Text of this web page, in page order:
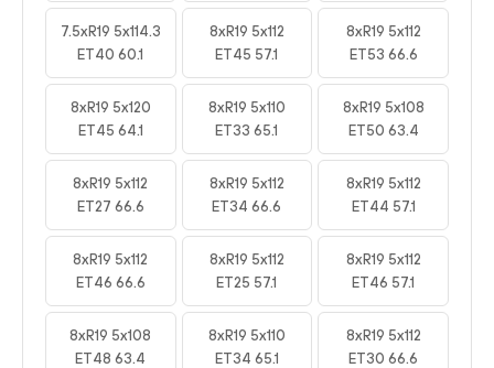
7.5xR19 5x114.3
ET40 60.1
8xR19 5x112
ET45 57.1
8xR19 5x112
ET53 66.6
8xR19 5x120
ET45 64.1
8xR19 5x110
ET33 65.1
8xR19 5x108
ET50 63.4
8xR19 5x112
ET27 66.6
8xR19 5x112
ET34 66.6
8xR19 5x112
ET44 57.1
8xR19 5x112
ET46 66.6
8xR19 5x112
ET25 57.1
8xR19 5x112
ET46 57.1
8xR19 5x108
ET48 63.4
8xR19 5x110
ET34 65.1
8xR19 5x112
ET30 66.6